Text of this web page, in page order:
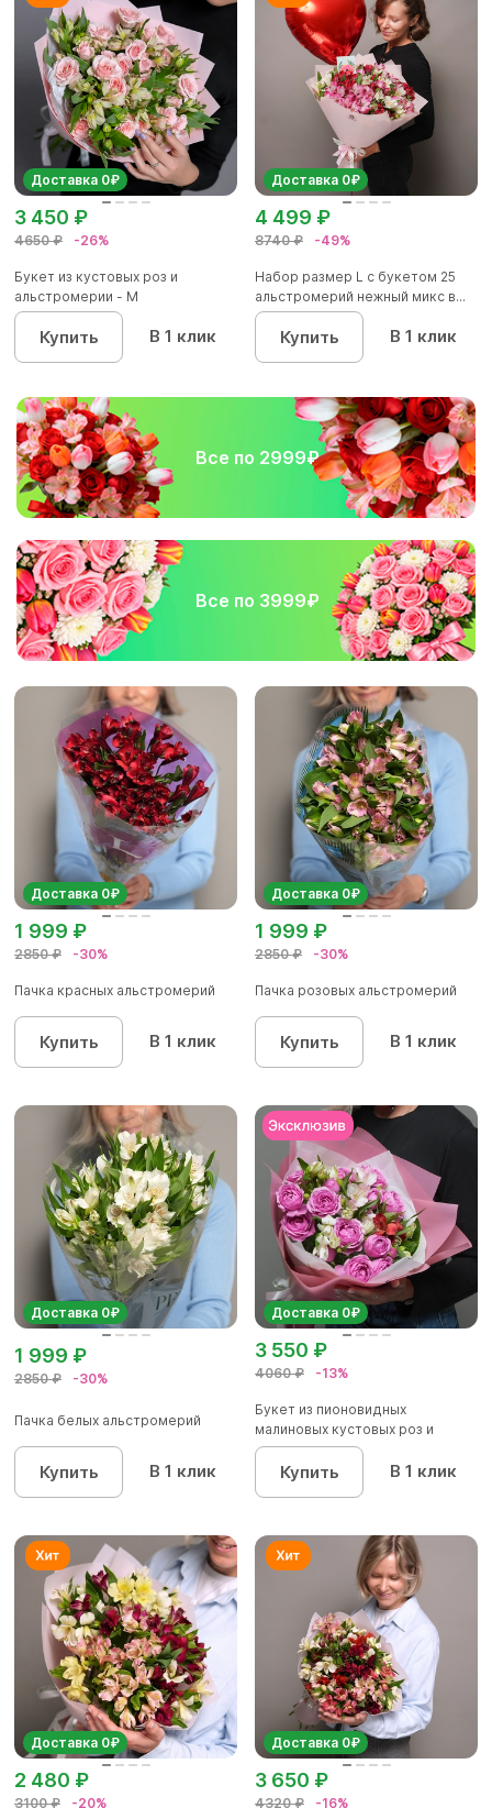
Доставка 0₽
4650 ₽ -26%
3 450 ₽
Букет из кустовых роз и
альстромерии - М
Купить В 1 клик
Доставка 0₽
8740 ₽ -49%
4 499 ₽
Набор размер L с букетом 25
альстромерий нежный микс в...
Купить В 1 клик
Все по 2999₽
Все по 3999₽
Доставка 0₽
2850 ₽ -30%
1 999 ₽
Пачка красных альстромерий
Купить В 1 клик
Доставка 0₽
2850 ₽ -30%
1 999 ₽
Пачка розовых альстромерий
Купить В 1 клик
Доставка 0₽
2850 ₽ -30%
1 999 ₽
Пачка белых альстромерий
Купить В 1 клик
Доставка 0₽
4060 ₽ -13%
3 550 ₽
Букет из пионовидных
малиновых кустовых роз и
альстроме...
Купить В 1 клик
Доставка 0₽
3100 ₽ -20%
2 480 ₽
Доставка 0₽
4320 ₽ -16%
3 650 ₽